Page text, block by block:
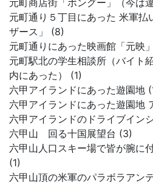
元町商店街「ボングー」（今は
元町通り５丁目にあった 米軍払
ザース」 (8)
元町通りにあった映画館「元映
元町駅北の学生相談所（バイト
内にあった） (1)
六甲アイランドにあった遊園地
六甲アイランドにあった遊園地
六甲アイランドのドライブイン
六甲山 回る十国展望台 (3)
六甲山人口スキー場で皆が腕に
(1)
六甲山頂の米軍のパラボラアン